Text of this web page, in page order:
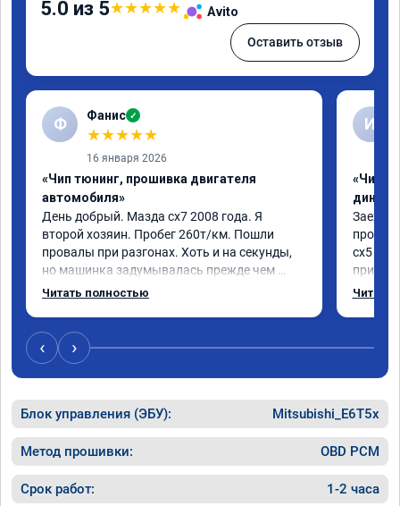
5.0 из 5★★★★★ Avito
Оставить отзыв
Ф Фанис ✓
★★★★★
16 января 2026
«Чип тюнинг, прошивка двигателя
автомобиля»
День добрый. Мазда сх7 2008 года. Я
второй хозяин. Пробег 260т/км. Пошли
провалы при разгонах. Хоть и на секунды,
но машинка задумывалась прежде чем
разогнаться. Года 4 назад удалял
людьми, решил всё таки сделать
перепрошивку. Увидел в авито ваше
объявление и решил обратиться к вам за
в работу. Знают своё дело. По времени 1,5
часа длилась процедура. Цена конечно
отличается от заявленной. Но результатом
я доволен. Машинка не едет, а летит прям.
Парням благодарность!!!!
Читать полностью
И
«Чип
Заехал
сх5
педаль
вреда
Читать
‹ ›
Блок управления (ЭБУ): Mitsubishi_E6T5x
Метод прошивки: OBD PCM
Срок работ: 1-2 часа